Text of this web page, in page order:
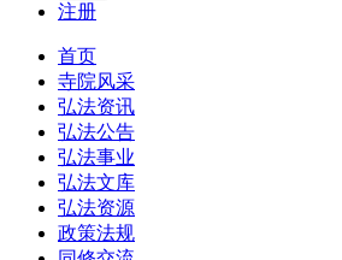
注册
首页
寺院风采
弘法资讯
弘法公告
弘法事业
弘法文库
弘法资源
政策法规